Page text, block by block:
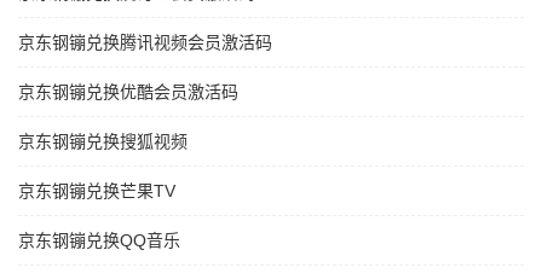
京东钢镚兑换腾讯视频会员激活码
京东钢镚兑换优酷会员激活码
京东钢镚兑换搜狐视频
京东钢镚兑换芒果TV
京东钢镚兑换QQ音乐